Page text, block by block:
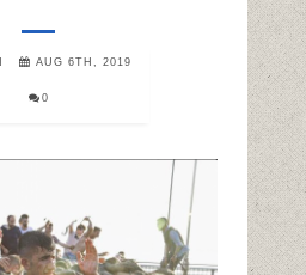
AUG 6TH, 2019
0